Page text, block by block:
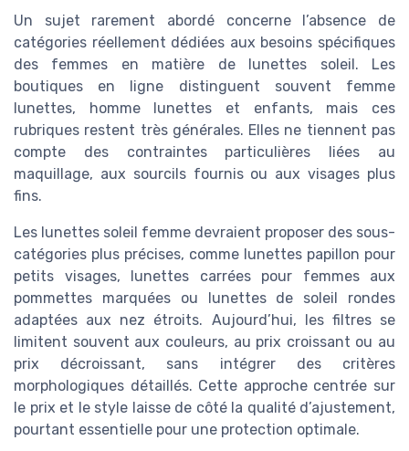
Un sujet rarement abordé concerne l’absence de
catégories réellement dédiées aux besoins spécifiques
des femmes en matière de lunettes soleil. Les
boutiques en ligne distinguent souvent femme
lunettes, homme lunettes et enfants, mais ces
rubriques restent très générales. Elles ne tiennent pas
compte des contraintes particulières liées au
maquillage, aux sourcils fournis ou aux visages plus
fins.
Les lunettes soleil femme devraient proposer des sous-
catégories plus précises, comme lunettes papillon pour
petits visages, lunettes carrées pour femmes aux
pommettes marquées ou lunettes de soleil rondes
adaptées aux nez étroits. Aujourd’hui, les filtres se
limitent souvent aux couleurs, au prix croissant ou au
prix décroissant, sans intégrer des critères
morphologiques détaillés. Cette approche centrée sur
le prix et le style laisse de côté la qualité d’ajustement,
pourtant essentielle pour une protection optimale.